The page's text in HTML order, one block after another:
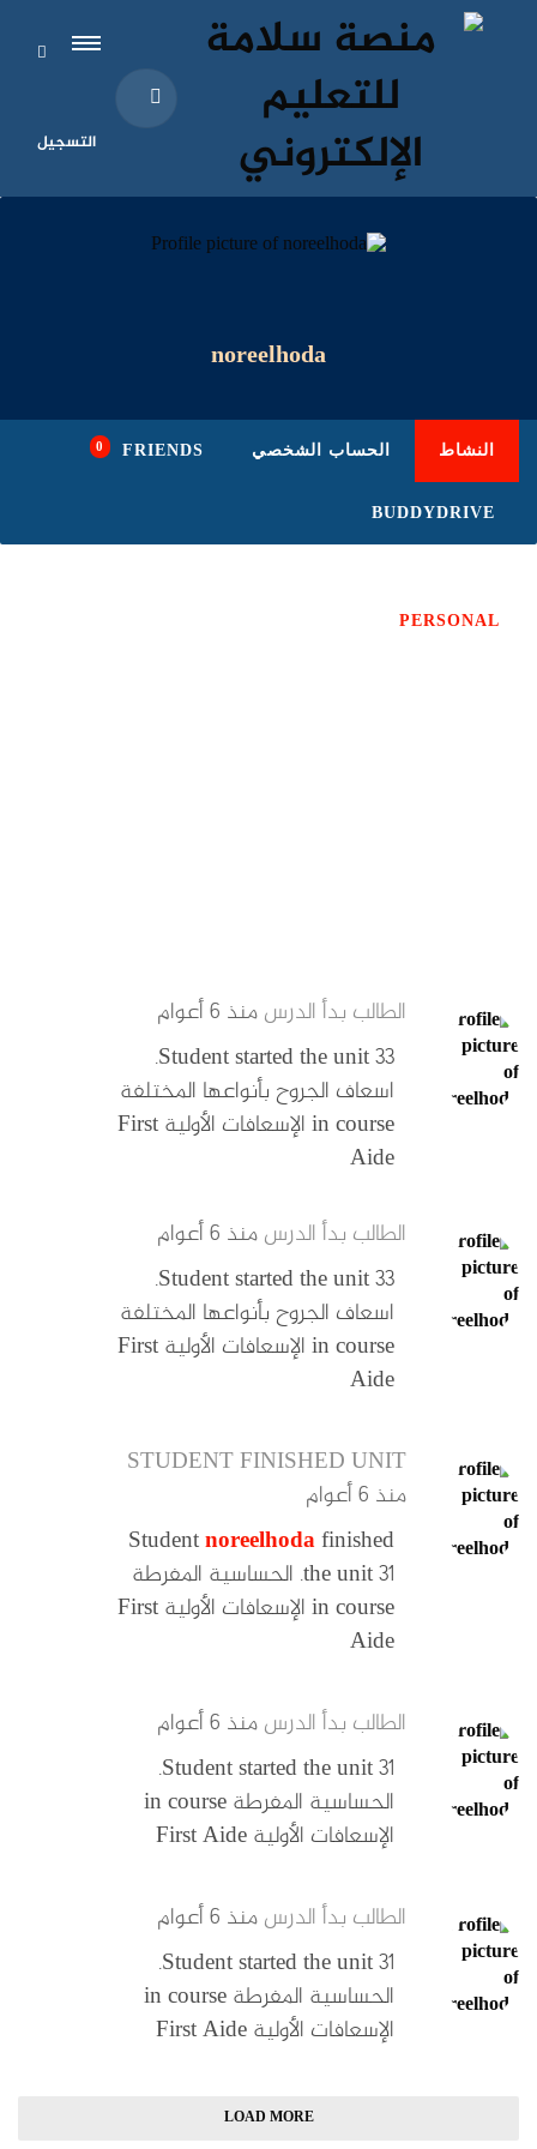
التسجيل
noreelhoda
النشاط الحساب الشخصي FRIENDS
0
BUDDYDRIVE
PERSONAL
الطالب بدأ الدرسمنذ ٦ أعوام
Student started the unit 33.
اسعاف الجروح بأنواعها المختلفة
in course الإسعافات الأولية First
Aide
الطالب بدأ الدرسمنذ ٦ أعوام
Student started the unit 33.
اسعاف الجروح بأنواعها المختلفة
in course الإسعافات الأولية First
Aide
STUDENT FINISHED UNIT
منذ ٦ أعوام
Studentnoreelhodafinished
the unit 31. الحساسية المفرطة
in course الإسعافات الأولية First
Aide
الطالب بدأ الدرسمنذ ٦ أعوام
Student started the unit 31.
الحساسية المفرطة in course
الإسعافات الأولية First Aide
الطالب بدأ الدرسمنذ ٦ أعوام
Student started the unit 31.
الحساسية المفرطة in course
الإسعافات الأولية First Aide
LOAD MORE